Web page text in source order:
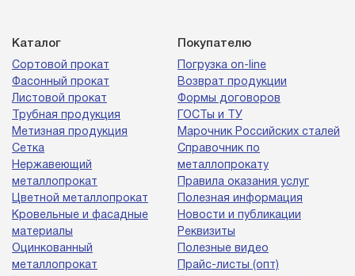
Каталог
Сортовой прокат
Фасонный прокат
Листовой прокат
Трубная продукция
Метизная продукция
Сетка
Нержавеющий
металлопрокат
Цветной металлопрокат
Кровельные и фасадные
материалы
Оцинкованный
металлопрокат
Покупателю
Погрузка on-line
Возврат продукции
Формы договоров
ГОСТы и ТУ
Марочник Российских сталей
Справочник по
металлопрокату
Правила оказания услуг
Полезная информация
Новости и публикации
Реквизиты
Полезные видео
Прайс-листы (опт)